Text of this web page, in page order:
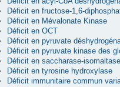
Déficit en fructose-1,6-
Déficit en Mévalonate Kinase
Déficit en OCT
Déficit en pyruvate
Déficit en pyruvate kinase des
Déficit en saccharase-isomaltase
Déficit en tyrosine hydroxylase
Déficit immunitaire commun